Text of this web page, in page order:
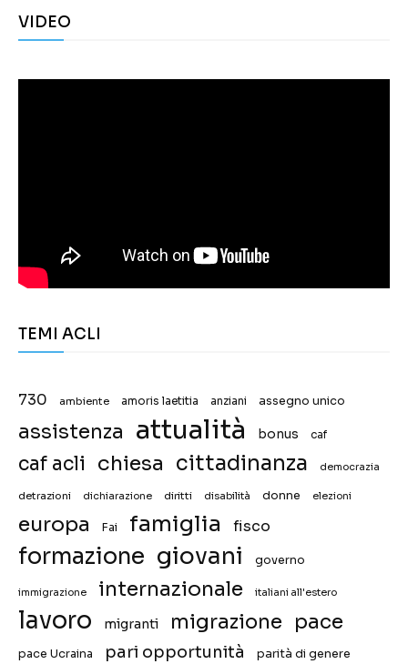
VIDEO
TEMI ACLI
730 ambiente amoris laetitia anziani assegno unico
assistenza attualità bonus caf
caf acli chiesa cittadinanza democrazia
detrazioni dichiarazione diritti disabilità donne elezioni
europa Fai famiglia fisco
formazione giovani governo
immigrazione internazionale italiani all'estero
lavoro migranti migrazione pace
pace Ucraina pari opportunità parità di genere